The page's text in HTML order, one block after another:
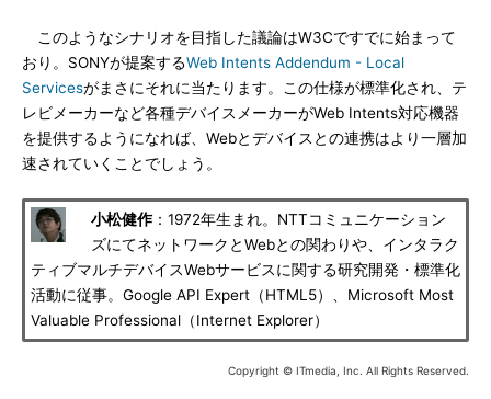
このようなシナリオを目指した議論はW3Cですでに始まって
おり。SONYが提案するWeb Intents Addendum - Local
Servicesがまさにそれに当たります。この仕様が標準化され、テ
レビメーカーなど各種デバイスメーカーがWeb Intents対応機器
を提供するようになれば、Webとデバイスとの連携はより一層加
速されていくことでしょう。
小松健作：1972年生まれ。NTTコミュニケーション
ズにてネットワークとWebとの関わりや、インタラク
ティブマルチデバイスWebサービスに関する研究開発・標準化
活動に従事。Google API Expert（HTML5）、Microsoft Most
Valuable Professional（Internet Explorer）
Copyright © ITmedia, Inc. All Rights Reserved.